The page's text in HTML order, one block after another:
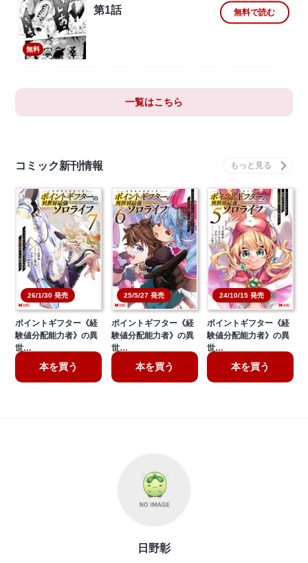
無料
第1話 無料で読む
一覧はこちら
コミック新刊情報
26/1/30 発売
ポイントギフター《経
験値分配能力者》の異
世…
本を買う
25/5/27 発売
ポイントギフター《経
験値分配能力者》の異
世…
本を買う
24/10/15 発売
ポイントギフター《経
験値分配能力者》の異
世…
本を買う
日野彰